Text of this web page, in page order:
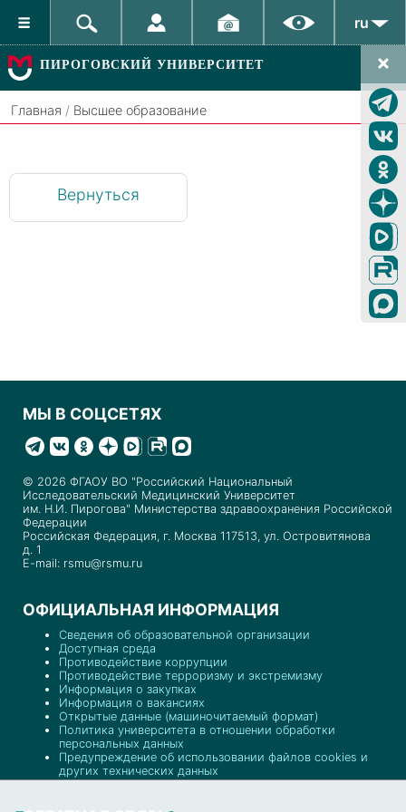
ru
ПИРОГОВСКИЙ УНИВЕРСИТЕТ
Главная / Высшее образование
Вернуться
МЫ В СОЦСЕТЯХ
© 2026 ФГАОУ ВО "Российский Национальный
Исследовательский Медицинский Университет
им. Н.И. Пирогова" Министерства здравоохранения Российской
Федерации
Российская Федерация, г. Москва 117513, ул. Островитянова
д. 1
E-mail: rsmu@rsmu.ru
ОФИЦИАЛЬНАЯ ИНФОРМАЦИЯ
Сведения об образовательной организации
Доступная среда
Противодействие коррупции
Противодействие терроризму и экстремизму
Информация о закупках
Информация о вакансиях
Открытые данные (машиночитаемый формат)
Политика университета в отношении обработки
персональных данных
Предупреждение об использовании файлов cookies и
других технических данных